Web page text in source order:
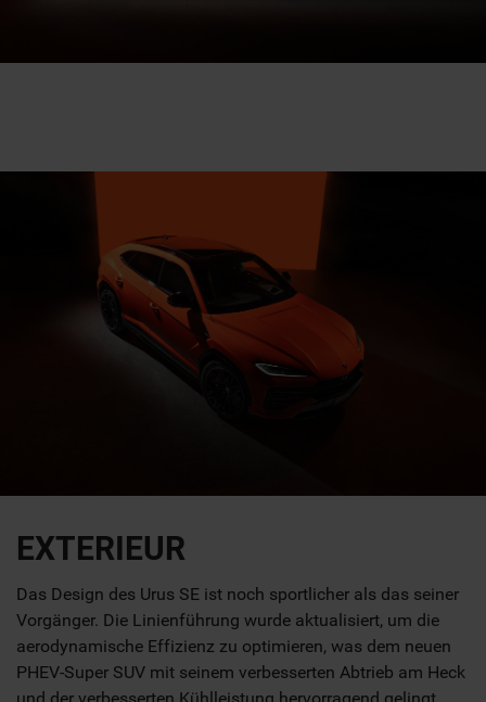
EXTERIEUR
Das Design des Urus SE ist noch sportlicher als das seiner
Vorgänger. Die Linienführung wurde aktualisiert, um die
aerodynamische Effizienz zu optimieren, was dem neuen
PHEV-Super SUV mit seinem verbesserten Abtrieb am Heck